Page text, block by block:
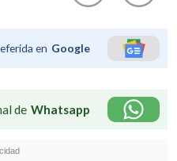
en Google
de Whatsapp